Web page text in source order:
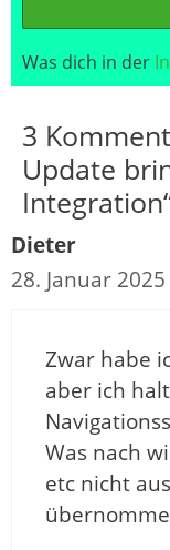
Was dich in der
3
Update
Dieter
28. Januar
Zwar habe
aber ich
Was nach
etc nicht